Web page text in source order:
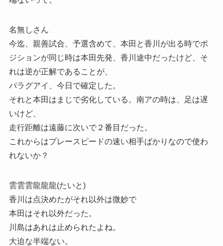
名無しさん
今迄、親善試合、予選含めて、本田と香川が出る時でポ
ジションが同じ時は本田先発、香川途中だったけど、そ
れは逆が正解であることが、
パラグアイ、今日で確定した。
それと本田はまじで劣化している。南アの時は、足は遅
いけど、
走行距離は遠藤に次いで２番目だった。
これからはプレースピードの速い相手ばかりなので使わ
れないか？
雲雲雲龍龍龍(たいと)
香川は点決めたがそれ以外は微妙で
本田はそれ以外だった。
川島はあれは止められたよね。
大迫な半端ない。